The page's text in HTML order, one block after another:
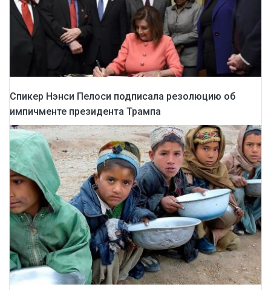
Спикер Нэнси Пелоси подписала резолюцию об
импичменте президента Трампа